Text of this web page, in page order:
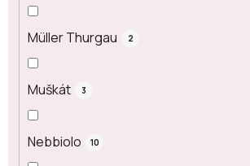
Müller Thurgau 2
Muškát 3
Nebbiolo 10